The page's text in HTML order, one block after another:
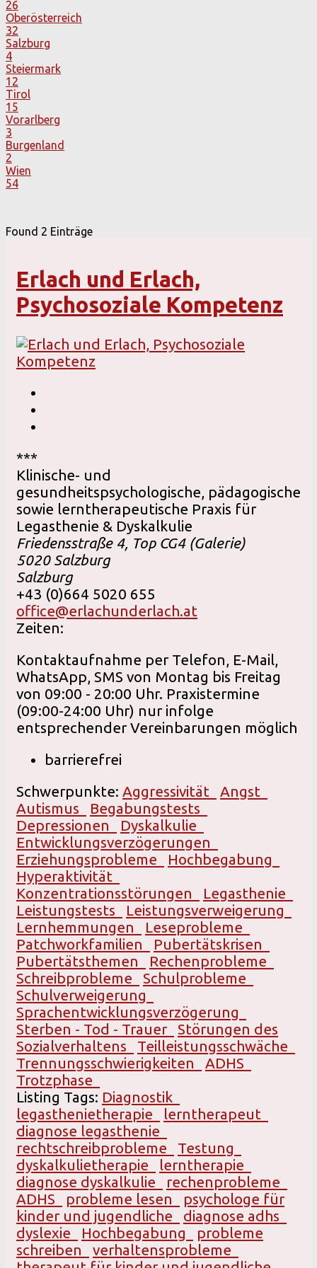
26
Oberösterreich
32
Salzburg
4
Steiermark
12
Tirol
15
Vorarlberg
3
Burgenland
2
Wien
54
Found 2 Einträge
Erlach und Erlach,
Psychosoziale Kompetenz
***
Klinische- und
gesundheitspsychologische, pädagogische
sowie lerntherapeutische Praxis für
Legasthenie & Dyskalkulie
Friedensstraße 4, Top CG4 (Galerie)
5020Salzburg
Salzburg
+43 (0)664 5020 655
office@erlachunderlach.at
Zeiten:
Kontaktaufnahme per Telefon, E-Mail,
WhatsApp, SMS von Montag bis Freitag
von 09:00 - 20:00 Uhr. Praxistermine
(09:00-24:00 Uhr) nur infolge
entsprechender Vereinbarungen möglich
barrierefrei
Schwerpunkte: Aggressivität
Angst
Autismus
Begabungstests
Depressionen
Dyskalkulie
Entwicklungsverzögerungen
Erziehungsprobleme
Hochbegabung
Hyperaktivität
Konzentrationsstörungen
Legasthenie
Leistungstests
Leistungsverweigerung
Lernhemmungen
Leseprobleme
Patchworkfamilien
Pubertätskrisen
Pubertätsthemen
Rechenprobleme
Schreibprobleme
Schulprobleme
Schulverweigerung
Sprachentwicklungsverzögerung
Sterben - Tod - Trauer
Störungen des
Sozialverhaltens
Teilleistungsschwäche
Trennungsschwierigkeiten
ADHS
Trotzphase
Listing Tags: Diagnostik
legasthenietherapie
lerntherapeut
diagnose legasthenie
rechtschreibprobleme
Testung
dyskalkulietherapie
lerntherapie
diagnose dyskalkulie
rechenprobleme
ADHS
probleme lesen
psychologe für
kinder und jugendliche
diagnose adhs
dyslexie
Hochbegabung
probleme
schreiben
verhaltensprobleme